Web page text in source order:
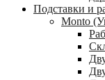
Подставки и
Monto